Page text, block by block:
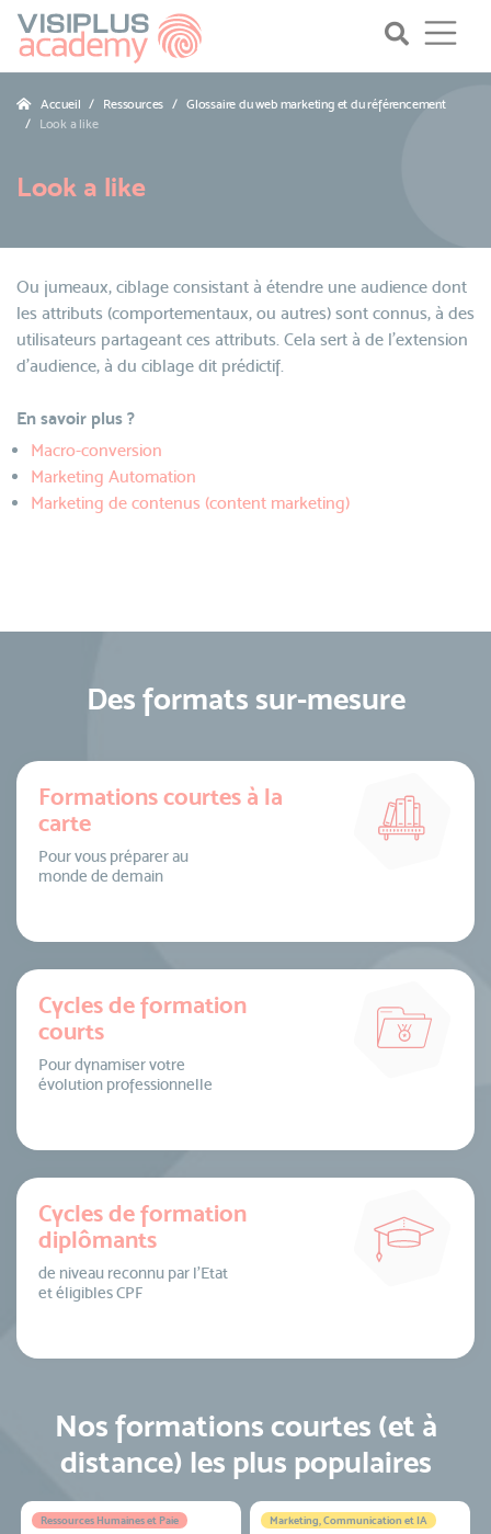
Accueil Ressources
Glossaire du web marketing et du référencement
Look a like
Look a like
Ou jumeaux, ciblage consistant à étendre une audience dont
les attributs (comportementaux, ou autres) sont connus, à des
utilisateurs partageant ces attributs. Cela sert à de l'extension
d'audience, à du ciblage dit prédictif.
En savoir plus ?
Macro-conversion
Marketing Automation
Marketing de contenus (content marketing)
Des formats sur-mesure
Formations courtes à la
carte
Pour vous préparer au
monde de demain
Cycles de formation
courts
Pour dynamiser votre
évolution professionnelle
Cycles de formation
diplômants
de niveau reconnu par l’Etat
et éligibles CPF
Nos formations courtes (et à
distance) les plus populaires
Ressources Humaines et Paie Marketing, Communication et IA